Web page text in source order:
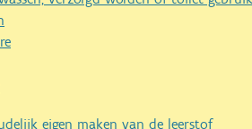
eigen maken van de leerstof